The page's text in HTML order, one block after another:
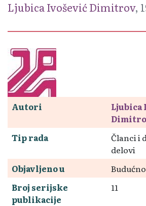
Ljubica Ivošević Dimitrov,
Autori
Ljubica
Tip rada
Članci i
delovi
Objavljeno u
Broj serijske
publikacije
11